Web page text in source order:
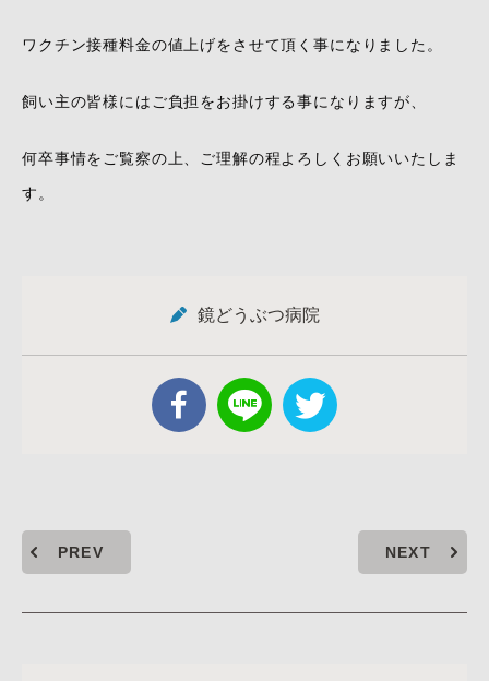
ワクチン接種料金の値上げをさせて頂く事になりました。
飼い主の皆様にはご負担をお掛けする事になりますが、
何卒事情をご覧察の上、ご理解の程よろしくお願いいたしま
す。
鏡どうぶつ病院
PREV NEXT